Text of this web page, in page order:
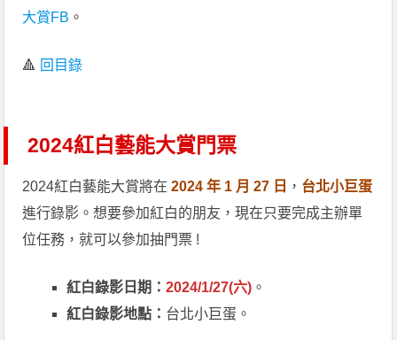
大賞FB 。
🔺 回目錄
2024紅白藝能大賞門票
2024紅白藝能大賞將在 2024 年 1 月 27 日 ， 台北小巨蛋
進行錄影。想要參加紅白的朋友，現在只要完成主辦單
位任務，就可以參加抽門票 !
紅白錄影日期：2024/1/27(六) 。
紅白錄影地點： 台北小巨蛋。